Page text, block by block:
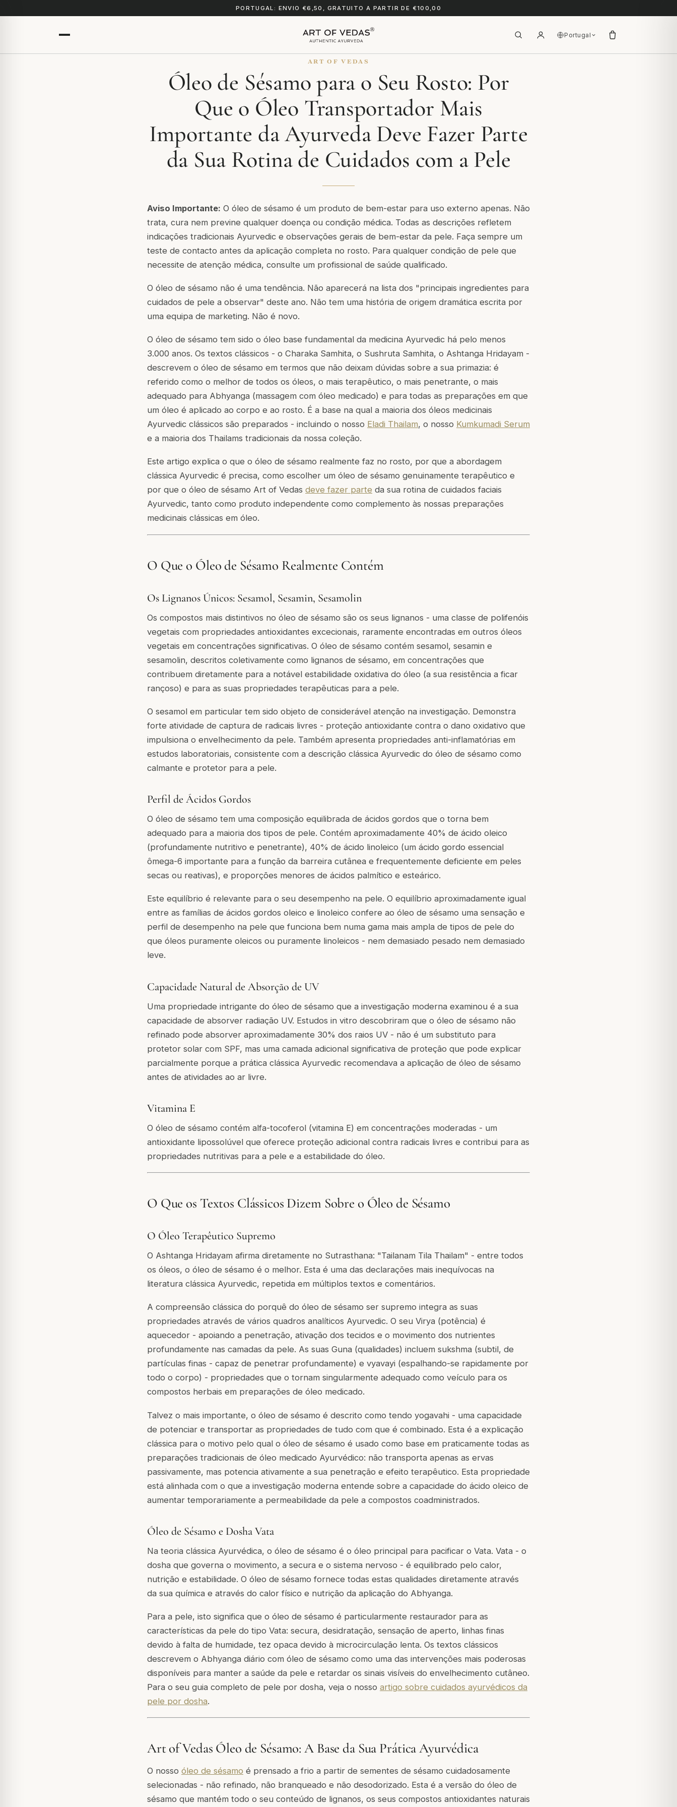
PORTUGAL: ENVIO €6,50, GRATUITO A PARTIR DE €100,00
Portugal
ART OF VEDAS
Óleo de Sésamo para o Seu Rosto: Por
Que o Óleo Transportador Mais
Importante da Ayurveda Deve Fazer Parte
da Sua Rotina de Cuidados com a Pele
Aviso Importante: O óleo de sésamo é um produto de bem-estar para uso externo apenas. Não
trata, cura nem previne qualquer doença ou condição médica. Todas as descrições refletem
indicações tradicionais Ayurvedic e observações gerais de bem-estar da pele. Faça sempre um
teste de contacto antes da aplicação completa no rosto. Para qualquer condição de pele que
necessite de atenção médica, consulte um profissional de saúde qualificado.
O óleo de sésamo não é uma tendência. Não aparecerá na lista dos "principais ingredientes para
cuidados de pele a observar" deste ano. Não tem uma história de origem dramática escrita por
uma equipa de marketing. Não é novo.
O óleo de sésamo tem sido o óleo base fundamental da medicina Ayurvedic há pelo menos
3.000 anos. Os textos clássicos - o Charaka Samhita, o Sushruta Samhita, o Ashtanga Hridayam -
descrevem o óleo de sésamo em termos que não deixam dúvidas sobre a sua primazia: é
referido como o melhor de todos os óleos, o mais terapêutico, o mais penetrante, o mais
adequado para Abhyanga (massagem com óleo medicado) e para todas as preparações em que
um óleo é aplicado ao corpo e ao rosto. É a base na qual a maioria dos óleos medicinais
Ayurvedic clássicos são preparados - incluindo o nosso Eladi Thailam, o nosso Kumkumadi Serum
e a maioria dos Thailams tradicionais da nossa coleção.
Este artigo explica o que o óleo de sésamo realmente faz no rosto, por que a abordagem
clássica Ayurvedic é precisa, como escolher um óleo de sésamo genuinamente terapêutico e
por que o óleo de sésamo Art of Vedas deve fazer parte da sua rotina de cuidados faciais
Ayurvedic, tanto como produto independente como complemento às nossas preparações
medicinais clássicas em óleo.
O Que o Óleo de Sésamo Realmente Contém
Os Lignanos Únicos: Sesamol, Sesamin, Sesamolin
Os compostos mais distintivos no óleo de sésamo são os seus lignanos - uma classe de polifenóis
vegetais com propriedades antioxidantes excecionais, raramente encontradas em outros óleos
vegetais em concentrações significativas. O óleo de sésamo contém sesamol, sesamin e
sesamolin, descritos coletivamente como lignanos de sésamo, em concentrações que
contribuem diretamente para a notável estabilidade oxidativa do óleo (a sua resistência a ficar
rançoso) e para as suas propriedades terapêuticas para a pele.
O sesamol em particular tem sido objeto de considerável atenção na investigação. Demonstra
forte atividade de captura de radicais livres - proteção antioxidante contra o dano oxidativo que
impulsiona o envelhecimento da pele. Também apresenta propriedades anti-inflamatórias em
estudos laboratoriais, consistente com a descrição clássica Ayurvedic do óleo de sésamo como
calmante e protetor para a pele.
Perfil de Ácidos Gordos
O óleo de sésamo tem uma composição equilibrada de ácidos gordos que o torna bem
adequado para a maioria dos tipos de pele. Contém aproximadamente 40% de ácido oleico
(profundamente nutritivo e penetrante), 40% de ácido linoleico (um ácido gordo essencial
ômega-6 importante para a função da barreira cutânea e frequentemente deficiente em peles
secas ou reativas), e proporções menores de ácidos palmítico e esteárico.
Este equilíbrio é relevante para o seu desempenho na pele. O equilíbrio aproximadamente igual
entre as famílias de ácidos gordos oleico e linoleico confere ao óleo de sésamo uma sensação e
perfil de desempenho na pele que funciona bem numa gama mais ampla de tipos de pele do
que óleos puramente oleicos ou puramente linoleicos - nem demasiado pesado nem demasiado
leve.
Capacidade Natural de Absorção de UV
Uma propriedade intrigante do óleo de sésamo que a investigação moderna examinou é a sua
capacidade de absorver radiação UV. Estudos in vitro descobriram que o óleo de sésamo não
refinado pode absorver aproximadamente 30% dos raios UV - não é um substituto para
protetor solar com SPF, mas uma camada adicional significativa de proteção que pode explicar
parcialmente porque a prática clássica Ayurvedic recomendava a aplicação de óleo de sésamo
antes de atividades ao ar livre.
Vitamina E
O óleo de sésamo contém alfa-tocoferol (vitamina E) em concentrações moderadas - um
antioxidante lipossolúvel que oferece proteção adicional contra radicais livres e contribui para as
propriedades nutritivas para a pele e a estabilidade do óleo.
O Que os Textos Clássicos Dizem Sobre o Óleo de Sésamo
O Óleo Terapêutico Supremo
O Ashtanga Hridayam afirma diretamente no Sutrasthana: "Tailanam Tila Thailam" - entre todos
os óleos, o óleo de sésamo é o melhor. Esta é uma das declarações mais inequívocas na
literatura clássica Ayurvedic, repetida em múltiplos textos e comentários.
A compreensão clássica do porquê do óleo de sésamo ser supremo integra as suas
propriedades através de vários quadros analíticos Ayurvedic. O seu Virya (potência) é
aquecedor - apoiando a penetração, ativação dos tecidos e o movimento dos nutrientes
profundamente nas camadas da pele. As suas Guna (qualidades) incluem sukshma (subtil, de
partículas finas - capaz de penetrar profundamente) e vyavayi (espalhando-se rapidamente por
todo o corpo) - propriedades que o tornam singularmente adequado como veículo para os
compostos herbais em preparações de óleo medicado.
Talvez o mais importante, o óleo de sésamo é descrito como tendo yogavahi - uma capacidade
de potenciar e transportar as propriedades de tudo com que é combinado. Esta é a explicação
clássica para o motivo pelo qual o óleo de sésamo é usado como base em praticamente todas as
preparações tradicionais de óleo medicado Ayurvédico: não transporta apenas as ervas
passivamente, mas potencia ativamente a sua penetração e efeito terapêutico. Esta propriedade
está alinhada com o que a investigação moderna entende sobre a capacidade do ácido oleico de
aumentar temporariamente a permeabilidade da pele a compostos coadministrados.
Óleo de Sésamo e Dosha Vata
Na teoria clássica Ayurvédica, o óleo de sésamo é o óleo principal para pacificar o Vata. Vata - o
dosha que governa o movimento, a secura e o sistema nervoso - é equilibrado pelo calor,
nutrição e estabilidade. O óleo de sésamo fornece todas estas qualidades diretamente através
da sua química e através do calor físico e nutrição da aplicação do Abhyanga.
Para a pele, isto significa que o óleo de sésamo é particularmente restaurador para as
características da pele do tipo Vata: secura, desidratação, sensação de aperto, linhas finas
devido à falta de humidade, tez opaca devido à microcirculação lenta. Os textos clássicos
descrevem o Abhyanga diário com óleo de sésamo como uma das intervenções mais poderosas
disponíveis para manter a saúde da pele e retardar os sinais visíveis do envelhecimento cutâneo.
Para o seu guia completo de pele por dosha, veja o nosso artigo sobre cuidados ayurvédicos da
pele por dosha.
Art of Vedas Óleo de Sésamo: A Base da Sua Prática Ayurvédica
O nosso óleo de sésamo é prensado a frio a partir de sementes de sésamo cuidadosamente
selecionadas - não refinado, não branqueado e não desodorizado. Esta é a versão do óleo de
sésamo que mantém todo o seu conteúdo de lignanos, os seus compostos antioxidantes naturais